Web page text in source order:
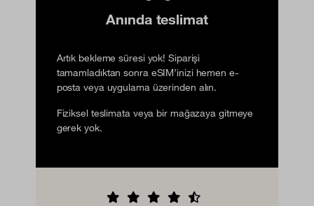
Anında teslimat
Artık bekleme süresi yok! Siparişi
tamamladıktan sonra eSIM’inizi hemen e-
posta veya uygulama üzerinden alın.
Fiziksel teslimata veya bir mağazaya gitmeye
gerek yok.